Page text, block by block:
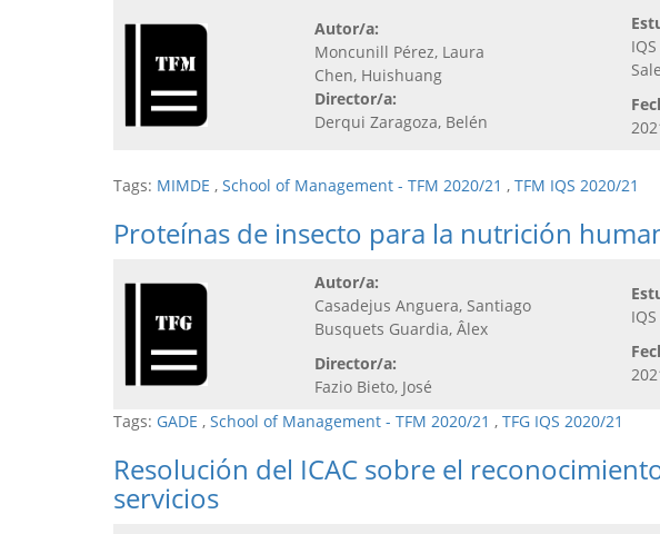
Autor/a:
Moncunill Pérez, Laura
Chen, Huishuang
Director/a:
Derqui Zaragoza, Belén
Tags: MIMDE , School of Management - TFM 2020/21 , TFM IQS 2020/21
Proteínas de insecto para la nutrición
Autor/a:
Casadejus Anguera, Santiago
Busquets Guardia, Âlex
Director/a:
Fazio Bieto, José
Tags: GADE , School of Management - TFM 2020/21 , TFG IQS 2020/21
Resolución del ICAC sobre el
servicios